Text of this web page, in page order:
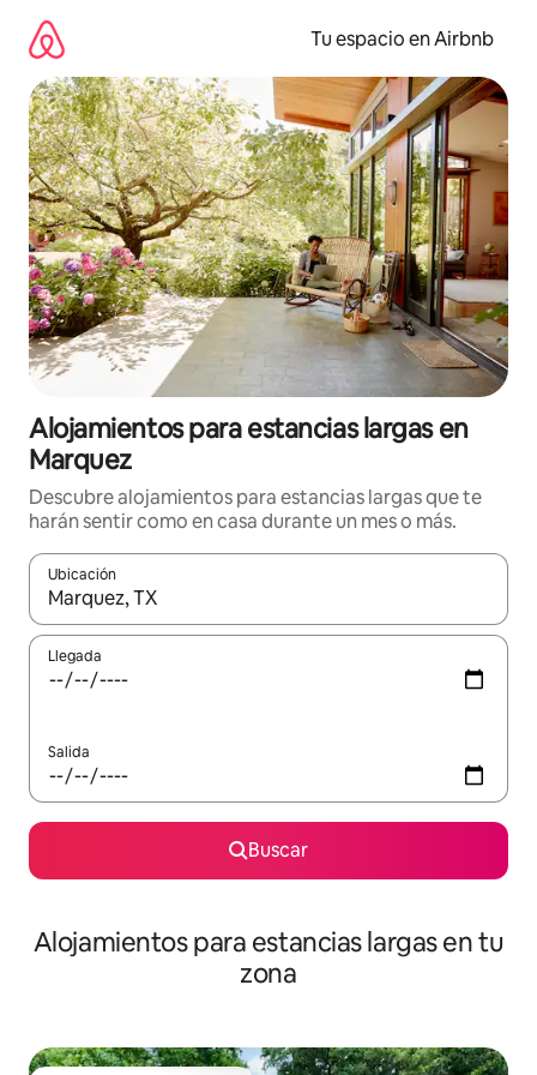
contenido
Tu espacio en Airbnb
Alojamientos para estancias largas en
Marquez
Descubre alojamientos para estancias largas que te
harán sentir como en casa durante un mes o más.
Ubicación
Cuando los resultados estén disponibles, podrás navegar
Llegada
Salida
Buscar
Alojamientos para estancias largas en tu
zona